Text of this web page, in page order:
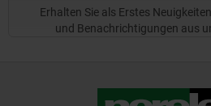
Erhalten Sie als Erstes
und Benachrichtigungen aus